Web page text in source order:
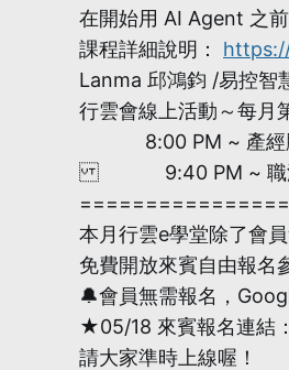
在開始用 AI Agent 之
課程詳細說明：
Lanma 邱鴻鈞 /易控
行雲會線上活動～每月
8:00 PM ~ 產經脈
9:40 PM ~ 職涯
本月行雲e學堂除了會
免費開放來賓自由報名
🔔會員無需報名，
★05/18 來賓報名連結：
請大家準時上線喔！